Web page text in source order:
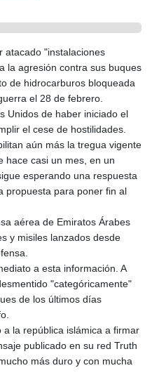
8.794891
9.067746
7.536622
110.076256
0.8566
183.057725
atacado "instalaciones
la agresión contra sus buques
de hidrocarburos bloqueada
el 28 de febrero.
Unidos de haber iniciado el
el cese de hostilidades.
aún más la tregua vigente
hace casi un mes, en un
esperando una respuesta
propuesta para poner fin al
aérea de Emiratos Árabes
y misiles lanzados desde
a esta información. A
"categóricamente"
de los últimos días
a la república islámica a firmar
publicado en su red Truth
más duro y con mucha